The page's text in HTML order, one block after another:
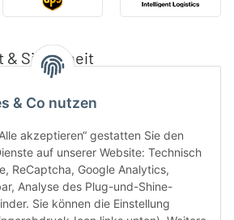
& Co nutzen
akzeptieren“ gestatten Sie den
auf unserer Website: Technisch
ReCaptcha, Google Analytics,
Analyse des Plug-und-Shine-
Sie können die Einstellung
& Sicherheit